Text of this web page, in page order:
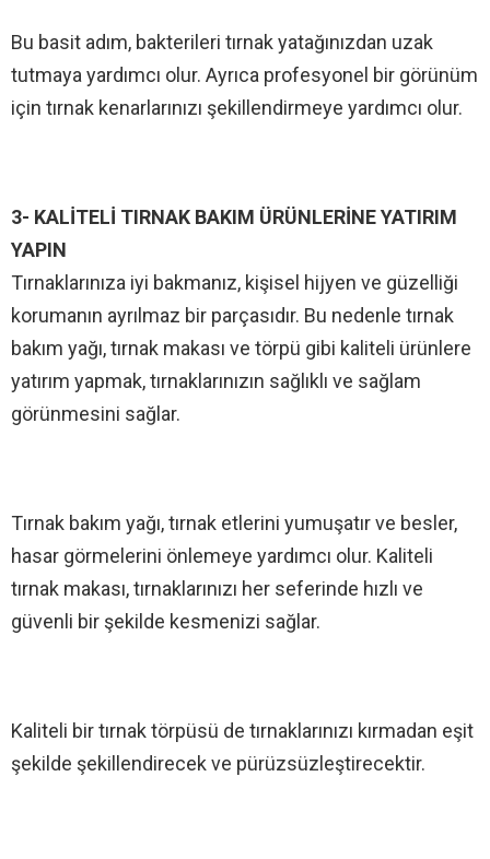
Bu basit adım, bakterileri tırnak yatağınızdan uzak
tutmaya yardımcı olur. Ayrıca profesyonel bir görünüm
için tırnak kenarlarınızı şekillendirmeye yardımcı olur.
3- KALİTELİ TIRNAK BAKIM ÜRÜNLERİNE YATIRIM
YAPIN
Tırnaklarınıza iyi bakmanız, kişisel hijyen ve güzelliği
korumanın ayrılmaz bir parçasıdır. Bu nedenle tırnak
bakım yağı, tırnak makası ve törpü gibi kaliteli ürünlere
yatırım yapmak, tırnaklarınızın sağlıklı ve sağlam
görünmesini sağlar.
Tırnak bakım yağı, tırnak etlerini yumuşatır ve besler,
hasar görmelerini önlemeye yardımcı olur. Kaliteli
tırnak makası, tırnaklarınızı her seferinde hızlı ve
güvenli bir şekilde kesmenizi sağlar.
Kaliteli bir tırnak törpüsü de tırnaklarınızı kırmadan eşit
şekilde şekillendirecek ve pürüzsüzleştirecektir.